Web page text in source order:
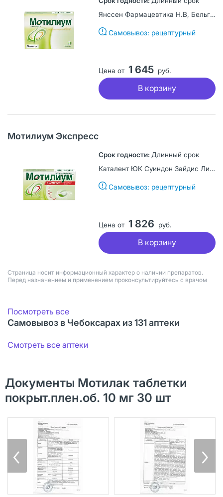
Янссен Фармацевтика Н.В, Бельгия
Самовывоз: рецептурный
Цена от 1 645 руб.
В корзину
Мотилиум Экспресс
Длинный срок
Каталент ЮК Суиндон Зайдис Лимитед, Великобритания
Самовывоз: рецептурный
Цена от 1 826 руб.
В корзину
Страница носит информационный характер о наличии препаратов.
Перед назначением и применением проконсультируйтесь с врачом
Посмотреть все
Самовывоз в Чебоксарах из 131 аптеки
Смотреть все аптеки
Документы Мотилак таблетки
покрыт.плен.об. 10 мг 30 шт